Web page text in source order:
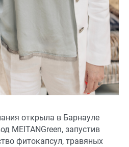
открыла в Барнауле
MEITANGreen, запустив
фитокапсул, травяных